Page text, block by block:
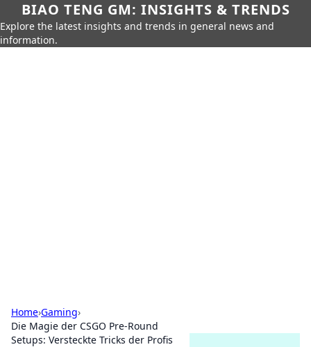
BIAO TENG GM: INSIGHTS & TRENDS
Explore the latest insights and trends in general news and
information.
Home›Gaming›
Die Magie der CSGO Pre-Round
Setups: Versteckte Tricks der Profis